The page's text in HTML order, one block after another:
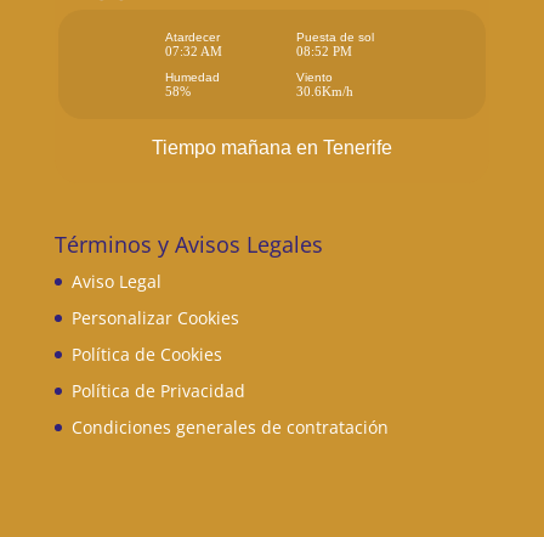
Atardecer
07:32 AM
Puesta de sol
08:52 PM
Humedad
58%
Viento
30.6Km/h
Tiempo mañana en Tenerife
Términos y Avisos Legales
Aviso Legal
Personalizar Cookies
Política de Cookies
Política de Privacidad
Condiciones generales de contratación